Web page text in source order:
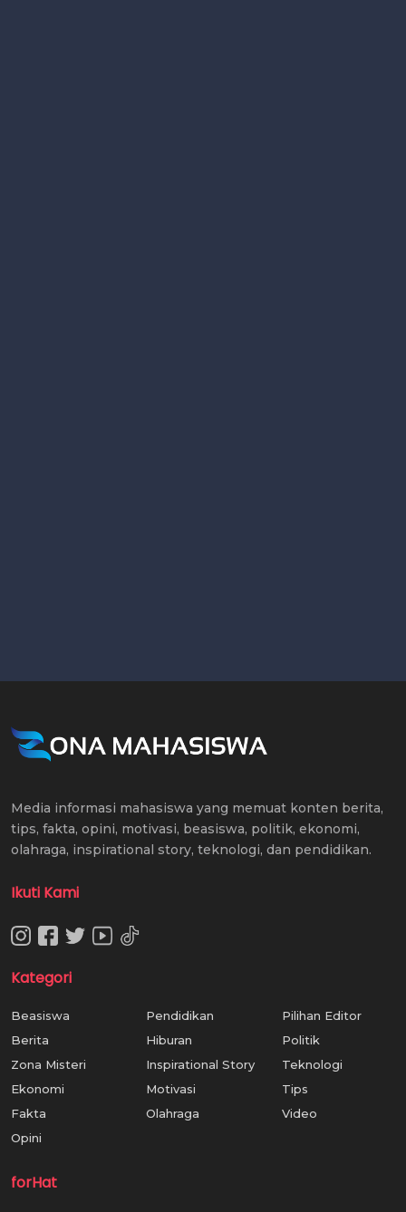
Media informasi mahasiswa yang memuat konten berita,
tips, fakta, opini, motivasi, beasiswa, politik, ekonomi,
olahraga, inspirational story, teknologi, dan pendidikan.
Ikuti Kami
Kategori
Beasiswa
Berita
Zona Misteri
Ekonomi
Fakta
Opini
Pendidikan
Hiburan
Inspirational Story
Motivasi
Olahraga
Pilihan Editor
Politik
Teknologi
Tips
Video
forHat